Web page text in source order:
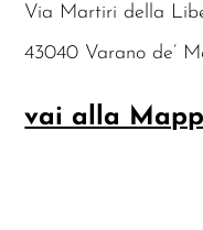
Via Martiri della
43040 Varano de’
vai alla